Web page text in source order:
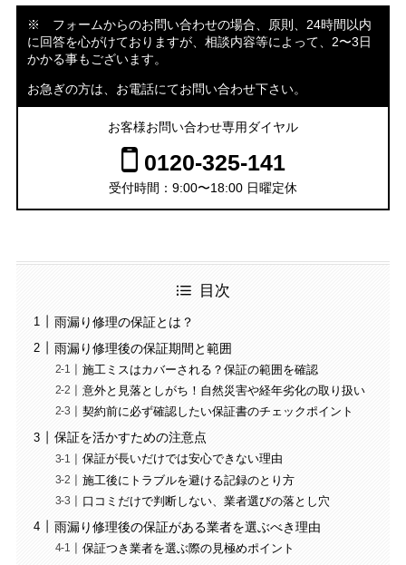
※ フォームからのお問い合わせの場合、原則、24時間以内
に回答を心がけておりますが、相談内容等によって、2〜3日
かかる事もございます。
お急ぎの方は、お電話にてお問い合わせ下さい。
お客様お問い合わせ専用ダイヤル
0120-325-141
受付時間：9:00〜18:00 日曜定休
目次
雨漏り修理の保証とは？
雨漏り修理後の保証期間と範囲
施工ミスはカバーされる？保証の範囲を確認
意外と見落としがち！自然災害や経年劣化の取り扱い
契約前に必ず確認したい保証書のチェックポイント
保証を活かすための注意点
保証が長いだけでは安心できない理由
施工後にトラブルを避ける記録のとり方
口コミだけで判断しない、業者選びの落とし穴
雨漏り修理後の保証がある業者を選ぶべき理由
保証つき業者を選ぶ際の見極めポイント